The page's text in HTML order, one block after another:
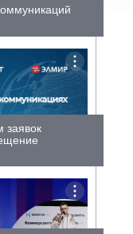
заявок